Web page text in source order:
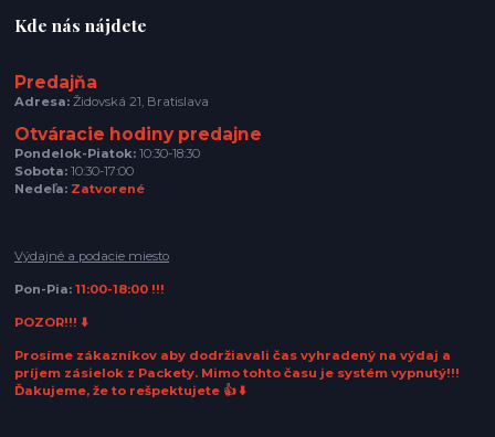
Kde nás nájdete
Predajňa
Adresa: Židovská 21, Bratislava
Otváracie hodiny predajne
Pondelok-Piatok: 10:30-18:30
Sobota: 10:30-17:00
Nedeľa: Zatvorené
Výdajné a podacie miesto
Pon-Pia:11:00-18:00 !!!
POZOR!!! ⬇️
Prosíme zákazníkov aby dodržiavali čas vyhradený na výdaj a
príjem zásielok z Packety. Mimo tohto času je systém vypnutý!!!
Ďakujeme, že to rešpektujete 👍 ⬇️